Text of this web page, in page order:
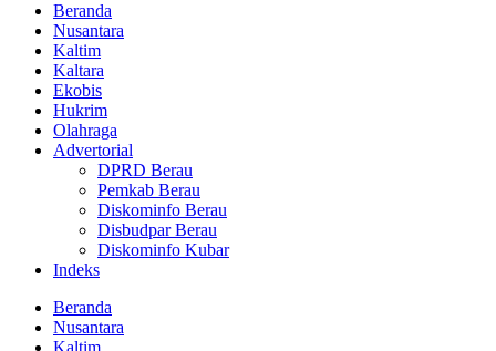
Beranda
Nusantara
Kaltim
Kaltara
Ekobis
Hukrim
Olahraga
Advertorial
DPRD Berau
Pemkab Berau
Diskominfo Berau
Disbudpar Berau
Diskominfo Kubar
Indeks
Beranda
Nusantara